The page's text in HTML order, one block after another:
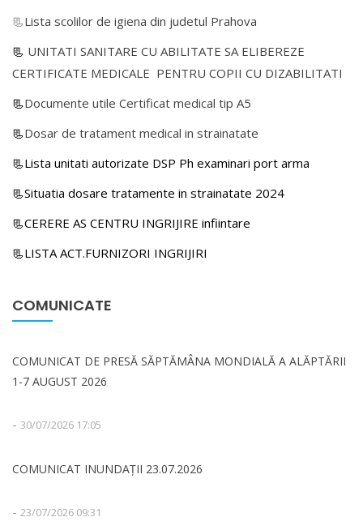
📃Lista scolilor de igiena din judetul Prahova
📃 UNITATI SANITARE CU ABILITATE SA ELIBEREZE
CERTIFICATE MEDICALE PENTRU COPII CU DIZABILITATI
📃Documente utile Certificat medical tip A5
📃Dosar de tratament medical in strainatate
📃Lista unitati autorizate DSP Ph examinari port arma
📃Situatia dosare tratamente in strainatate 2024
📃CERERE AS CENTRU INGRIJIRE infiintare
📃LISTA ACT.FURNIZORI INGRIJIRI
COMUNICATE
COMUNICAT DE PRESĂ SĂPTĂMÂNA MONDIALĂ A ALĂPTĂRII
1-7 AUGUST 2026
- 30/07/2026 17:05
COMUNICAT INUNDAȚII 23.07.2026
- 23/07/2026 09:31